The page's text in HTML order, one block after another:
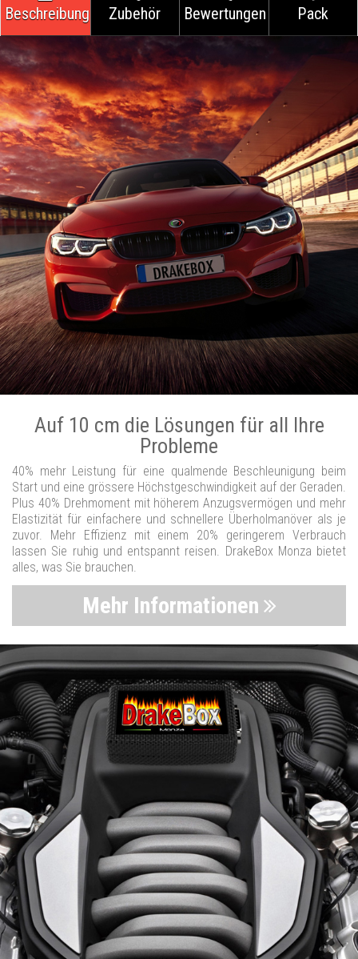
Beschreibung Zubehör Bewertungen Pack
Auf 10 cm die Lösungen für all Ihre
Probleme
40% mehr Leistung für eine qualmende Beschleunigung beim
Start und eine grössere Höchstgeschwindigkeit auf der Geraden.
Plus 40% Drehmoment mit höherem Anzugsvermögen und mehr
Elastizität für einfachere und schnellere Überholmanöver als je
zuvor. Mehr Effizienz mit einem 20% geringerem Verbrauch
lassen Sie ruhig und entspannt reisen. DrakeBox Monza bietet
alles, was Sie brauchen.
Mehr Informationen